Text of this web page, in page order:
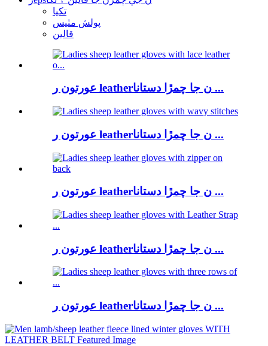
تکيا
پولش مٽيس
قالين
عورتون ر leatherن جا چمڙا دستانا ...
عورتون ر leatherن جا چمڙا دستانا ...
عورتون ر leatherن جا چمڙا دستانا ...
عورتون ر leatherن جا چمڙا دستانا ...
عورتون ر leatherن جا چمڙا دستانا ...